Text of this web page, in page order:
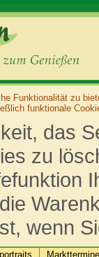
Funktionalität zu
funktionale
das
zu
wenn
Markttermine